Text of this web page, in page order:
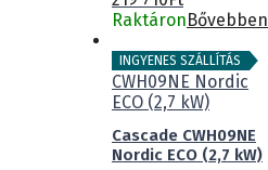
RaktáronBővebben
INGYENES SZÁLLÍTÁS
Cascade CWH09NE
Nordic ECO (2,7 kW)